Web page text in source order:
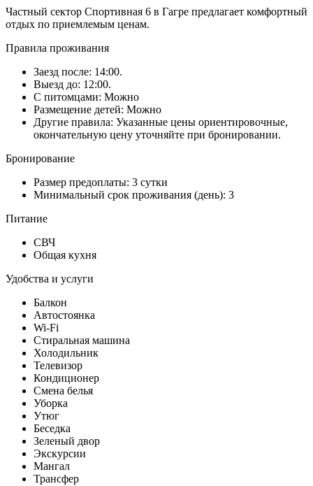
Частный сектор Спортивная 6 в Гагре предлагает комфортный
отдых по приемлемым ценам.
Правила проживания
Заезд после: 14:00.
Выезд до: 12:00.
С питомцами: Можно
Размещение детей: Можно
Другие правила: Указанные цены ориентировочные,
окончательную цену уточняйте при бронировании.
Бронирование
Размер предоплаты: 3 сутки
Минимальный срок проживания (день): 3
Питание
СВЧ
Общая кухня
Удобства и услуги
Балкон
Автостоянка
Wi-Fi
Стиральная машина
Холодильник
Телевизор
Кондиционер
Смена белья
Уборка
Утюг
Беседка
Зеленый двор
Экскурсии
Мангал
Трансфер